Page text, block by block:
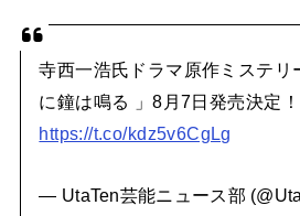
寺西一浩氏ドラマ原作ミステリ
に鐘は鳴る 」8月7日発売決定！
https://t.co/kdz5v6CgLg
— UtaTen芸能ニュース部